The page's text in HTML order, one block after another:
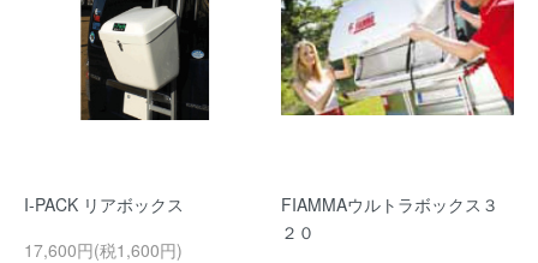
I-PACK リアボックス
17,600円(税1,600円)
FIAMMAウルトラボックス３
２０